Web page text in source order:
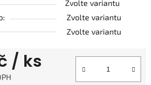
Zvolte variantu
Zvolte variantu
Zvolte variantu
/ ks